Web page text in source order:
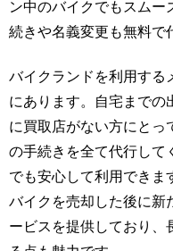
ン中のバイクでもスムー
続きや名義変更も無料で
バイクランドを利用する
にあります。自宅までの
に買取店がない方にとっ
の手続きを全て代行して
でも安心して利用できま
バイクを売却した後に新
ービスを提供しており、